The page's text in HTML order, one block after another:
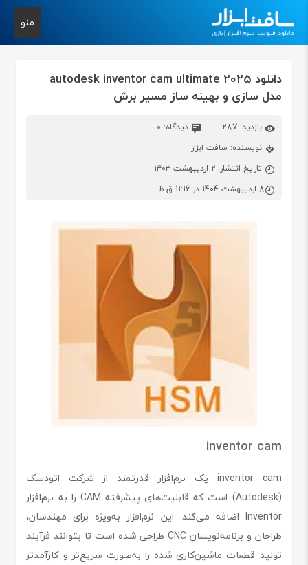
منو
دانلود autodesk inventor cam ultimate 2025
مدل سازی و بهینه ساز مسیر برش
بازدید: 287
دیدگاه: 0
نویسنده: سافت ابزار
تاریخ انتشار: ۲ اردیبهشت ۱۴۰۳
8 اردیبهشت 1404 در 11:16 ق.ظ
inventor cam
inventor cam یک نرم‌افزار قدرتمند از شرکت اتودسک
(Autodesk) است که قابلیت‌های پیشرفته CAM را به نرم‌افزار
Inventor اضافه می‌کند. این نرم‌افزار به‌ویژه برای مهندسان،
طراحان و برنامه‌نویسان CNC طراحی شده است تا بتوانند فرآیند
تولید قطعات ماشین‌کاری شده را به‌صورت سریع‌تر و کارآمدتر